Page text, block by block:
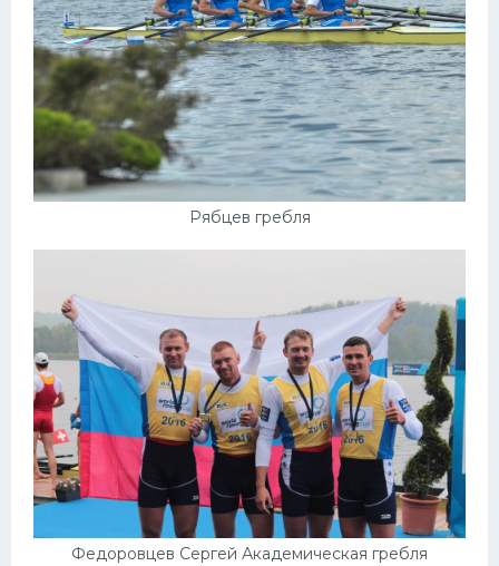
Рябцев гребля
Федоровцев Сергей Академическая гребля